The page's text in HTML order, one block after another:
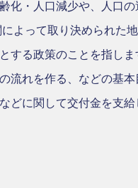
化・人口減少や、人口
よって取り決められた
する政策のことを指しま
流れを作る、などの基
どに関して交付金を支